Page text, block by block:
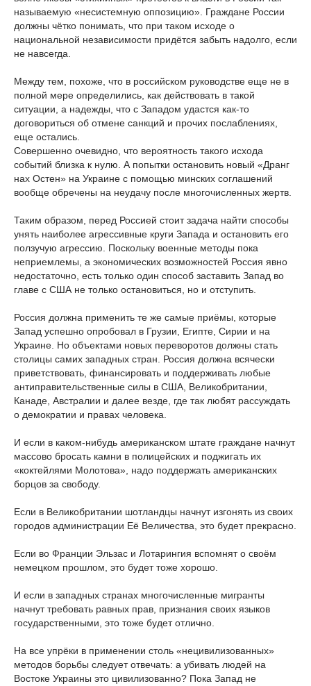
называемую «несистемную оппозицию». Граждане России
должны чётко понимать, что при таком исходе о
национальной независимости придётся забыть надолго, если
не навсегда.
Между тем, похоже, что в российском руководстве еще не в
полной мере определились, как действовать в такой
ситуации, а надежды, что с Западом удастся как-то
договориться об отмене санкций и прочих послаблениях,
еще остались.
Совершенно очевидно, что вероятность такого исхода
событий близка к нулю. А попытки остановить новый «Дранг
нах Остен» на Украине с помощью минских соглашений
вообще обречены на неудачу после многочисленных жертв.
Таким образом, перед Россией стоит задача найти способы
унять наиболее агрессивные круги Запада и остановить его
ползучую агрессию. Поскольку военные методы пока
неприемлемы, а экономических возможностей Россия явно
недостаточно, есть только один способ заставить Запад во
главе с США не только остановиться, но и отступить.
Россия должна применить те же самые приёмы, которые
Запад успешно опробовал в Грузии, Египте, Сирии и на
Украине. Но объектами новых переворотов должны стать
столицы самих западных стран. Россия должна всячески
приветствовать, финансировать и поддерживать любые
антиправительственные силы в США, Великобритании,
Канаде, Австралии и далее везде, где так любят рассуждать
о демократии и правах человека.
И если в каком-нибудь американском штате граждане начнут
массово бросать камни в полицейских и поджигать их
«коктейлями Молотова», надо поддержать американских
борцов за свободу.
Если в Великобритании шотландцы начнут изгонять из своих
городов администрации Её Величества, это будет прекрасно.
Если во Франции Эльзас и Лотарингия вспомнят о своём
немецком прошлом, это будет тоже хорошо.
И если в западных странах многочисленные мигранты
начнут требовать равных прав, признания своих языков
государственными, это тоже будет отлично.
На все упрёки в применении столь «нецивилизованных»
методов борьбы следует отвечать: а убивать людей на
Востоке Украины это цивилизованно? Пока Запад не